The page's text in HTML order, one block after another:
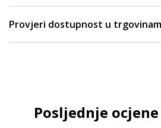
Provjeri dostupnost u
Posljednje